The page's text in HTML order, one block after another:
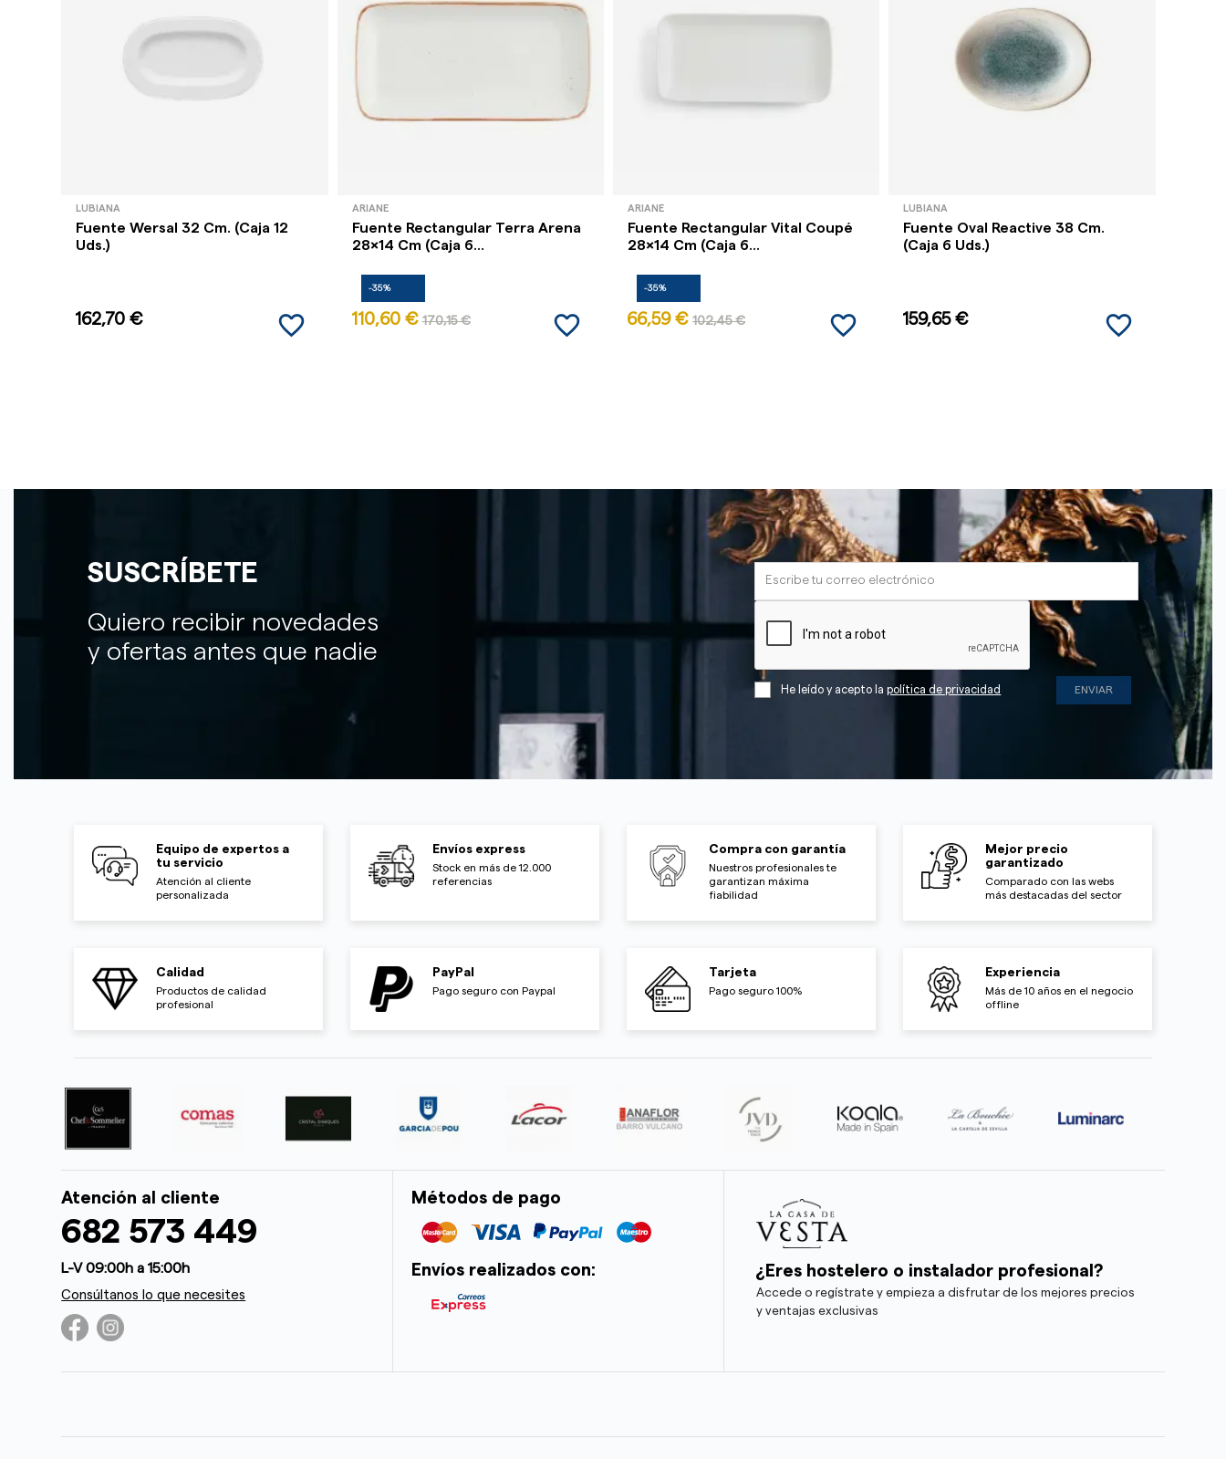
LUBIANA
Fuente Wersal 32 Cm. (Caja 12
Uds.)
162,70 € favorite_border
ARIANE
Fuente Rectangular Terra Arena
28x14 Cm (Caja 6...
-35%
110,60 € 170,15 € favorite_border
ARIANE
Fuente Rectangular Vital Coupé
28x14 Cm (Caja 6...
-35%
66,59 € 102,45 € favorite_border
LUBIANA
Fuente Oval Reactive 38 Cm.
(Caja 6 Uds.)
159,65 € favorite_border
SUSCRÍBETE
Quiero recibir novedades
y ofertas antes que nadie
He leído y acepto lapolítica de privacidad
Equipo de expertos a
tu servicio
Atención al cliente
personalizada
Envíos express
Stock en más de 12.000
referencias
Compra con garantía
Nuestros profesionales te
garantizan máxima
fiabilidad
Mejor precio
garantizado
Comparado con las webs
más destacadas del sector
Calidad
Productos de calidad
profesional
PayPal
Pago seguro con Paypal
Tarjeta
Pago seguro 100%
Experiencia
Más de 10 años en el negocio
offline
Atención al cliente
682 573 449
L-V 09:00h a 15:00h
Consúltanos lo que necesites
Métodos de pago
Envíos realizados con: ¿Eres hostelero o instalador profesional?
Accede o regístrate y empieza a disfrutar de los mejores precios
y ventajas exclusivas